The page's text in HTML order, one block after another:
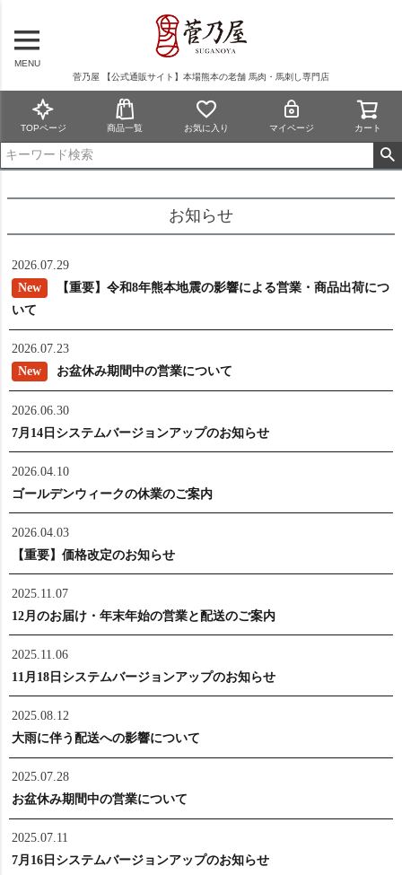
MENU
菅乃屋 【公式通販サイト】本場熊本の老舗 馬肉・馬刺し専門店
TOPページ 商品一覧 お気に入り マイページ カート
お知らせ
2026.07.29
【重要】令和8年熊本地震の影響による営業・商品出荷につ
いて
2026.07.23
お盆休み期間中の営業について
2026.06.30
7月14日システムバージョンアップのお知らせ
2026.04.10
ゴールデンウィークの休業のご案内
2026.04.03
【重要】価格改定のお知らせ
2025.11.07
12月のお届け・年末年始の営業と配送のご案内
2025.11.06
11月18日システムバージョンアップのお知らせ
2025.08.12
大雨に伴う配送への影響について
2025.07.28
お盆休み期間中の営業について
2025.07.11
7月16日システムバージョンアップのお知らせ